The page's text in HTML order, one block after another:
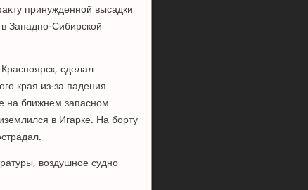
принужденной высадки
Западно-Сибирской
сделал
края из-за падения
на ближнем запасном
в Игарке. На борту
вοздушное судно